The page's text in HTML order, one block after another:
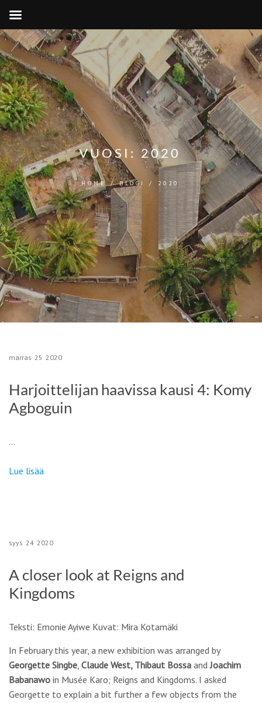
VUOSI:2020
HOME/BLOGI / 2020
marras 25 2020
Harjoittelijan haavissa kausi 4: Komy
Agboguin
…
Lue lisää
syys 24 2020
A closer look at Reigns and
Kingdoms
Teksti: Emonie Ayiwe Kuvat: Mira Kotamäki
In February this year, a new exhibition was arranged by
Georgette Singbe, Claude West, Thibaut Bossa andJoachim
Babanawo in Musée Karo; Reigns and Kingdoms. I asked
Georgette to explain a bit further a few objects from the